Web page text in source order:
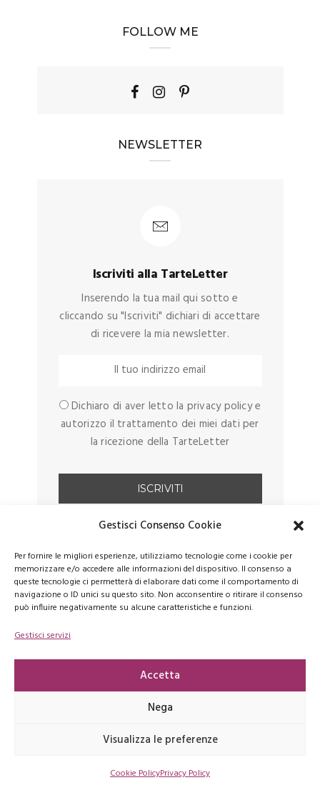
Gestisci Consenso Cookie
Per fornire le migliori esperienze, utilizziamo tecnologie come i cookie per
memorizzare e/o accedere alle informazioni del dispositivo. Il consenso a
queste tecnologie ci permetterà di elaborare dati come il comportamento di
navigazione o ID unici su questo sito. Non acconsentire o ritirare il consenso
può influire negativamente su alcune caratteristiche e funzioni.
Gestisci servizi
Accetta
Nega
Visualizza le preferenze
Cookie PolicyPrivacy Policy
FOLLOW ME
NEWSLETTER
Iscriviti alla TarteLetter
Inserendo la tua mail qui sotto e
cliccando su "Iscriviti" dichiari di accettare
di ricevere la mia newsletter.
Dichiaro di aver letto la privacy policy e
autorizzo il trattamento dei miei dati per
la ricezione della TarteLetter
INSTAGRAM
Copyrights © 2026 latartemaison.it - E' vietata la riproduzione, anche
parziale, dei contenuti presenti su questo sito -